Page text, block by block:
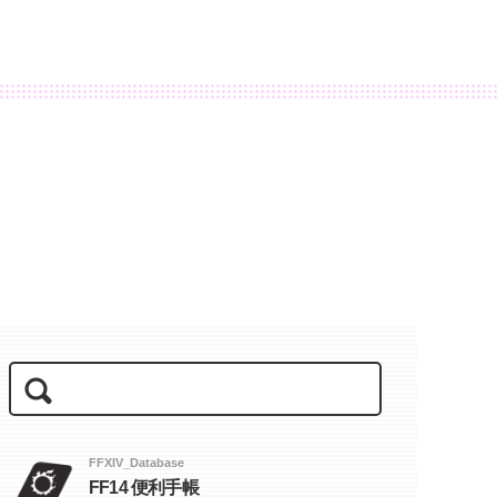
FFXIV_Database
FF14 便利手帳